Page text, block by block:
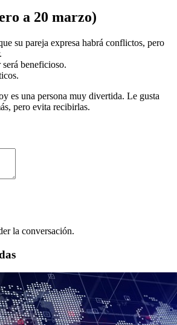
a 20 marzo)
su pareja expresa habrá conflictos, pero
beneficioso.
es una persona muy divertida. Le gusta
pero evita recibirlas.
la conversación.